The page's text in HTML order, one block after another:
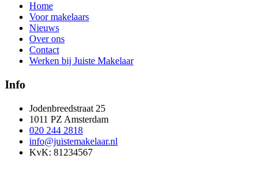
Home
Voor makelaars
Nieuws
Over ons
Contact
Werken bij Juiste Makelaar
Info
Jodenbreedstraat 25
1011 PZ Amsterdam
020 244 2818
info@juistemakelaar.nl
KvK: 81234567